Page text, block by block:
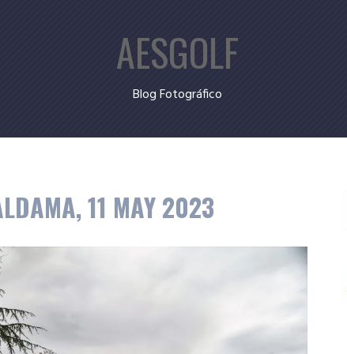
AESGOLF
Blog Fotográfico
11 MAY 2023